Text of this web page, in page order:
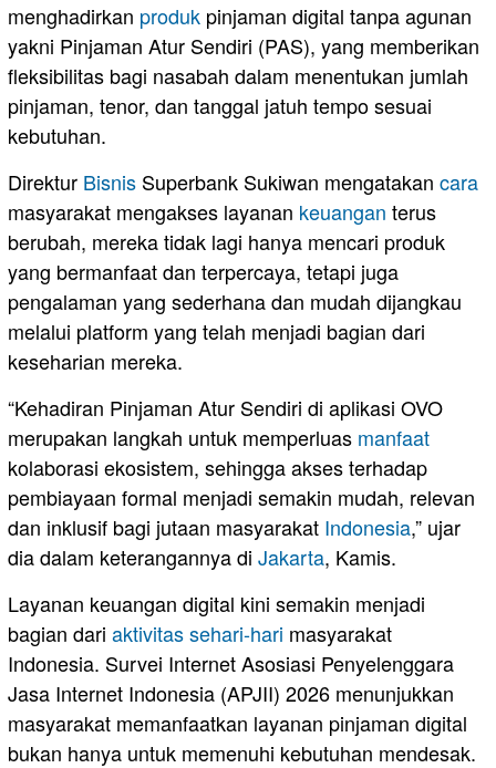
menghadirkan produk pinjaman digital tanpa agunan
yakni Pinjaman Atur Sendiri (PAS), yang memberikan
fleksibilitas bagi nasabah dalam menentukan jumlah
pinjaman, tenor, dan tanggal jatuh tempo sesuai
kebutuhan.
Direktur Bisnis Superbank Sukiwan mengatakan cara
masyarakat mengakses layanan keuangan terus
berubah, mereka tidak lagi hanya mencari produk
yang bermanfaat dan terpercaya, tetapi juga
pengalaman yang sederhana dan mudah dijangkau
melalui platform yang telah menjadi bagian dari
keseharian mereka.
“Kehadiran Pinjaman Atur Sendiri di aplikasi OVO
merupakan langkah untuk memperluas manfaat
kolaborasi ekosistem, sehingga akses terhadap
pembiayaan formal menjadi semakin mudah, relevan
dan inklusif bagi jutaan masyarakat Indonesia,” ujar
dia dalam keterangannya di Jakarta, Kamis.
Layanan keuangan digital kini semakin menjadi
bagian dari aktivitas sehari-hari masyarakat
Indonesia. Survei Internet Asosiasi Penyelenggara
Jasa Internet Indonesia (APJII) 2026 menunjukkan
masyarakat memanfaatkan layanan pinjaman digital
bukan hanya untuk memenuhi kebutuhan mendesak.